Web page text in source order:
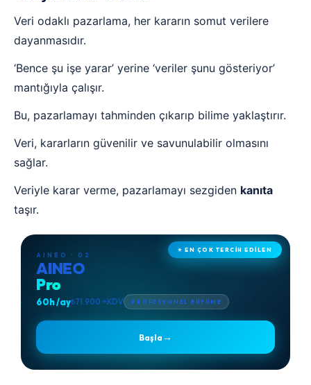
Veri odaklı pazarlama, her kararın somut verilere
dayanmasıdır.
‘Bence şu işe yarar’ yerine ‘veriler şunu gösteriyor’
mantığıyla çalışır.
Bu, pazarlamayı tahminden çıkarıp bilime yaklaştırır.
Veri, kararların güvenilir ve savunulabilir olmasını
sağlar.
Veriyle karar verme, pazarlamayı sezgiden kanıta
taşır.
⭐ EN ÇOK TERCİH EDİLEN
AINEO · 02
AINEO
Pro
60h /ay₺71.900 +KDV PROFESYONEL BÜYÜME
Başla →